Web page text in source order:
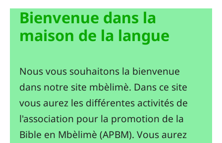
Bienvenue dans la
maison de la langue
Nous vous souhaitons la bienvenue
dans notre site mbèlimè. Dans ce site
vous aurez les différentes activités de
l'association pour la promotion de la
Bible en Mbèlimè (APBM). Vous aurez